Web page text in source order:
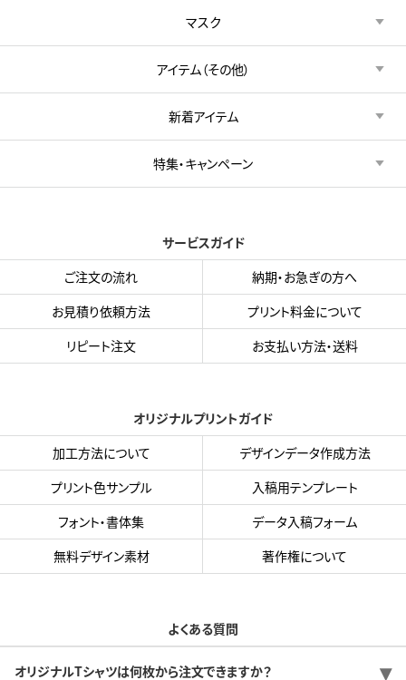
マスク
アイテム（その他）
新着アイテム
特集・キャンペーン
サービスガイド
ご注文の流れ
納期・お急ぎの方へ
お見積り依頼方法
プリント料金について
リピート注文
お支払い方法・送料
オリジナルプリントガイド
加工方法について
デザインデータ作成方法
プリント色サンプル
入稿用テンプレート
フォント・書体集
データ入稿フォーム
無料デザイン素材
著作権について
よくある質問
オリジナルTシャツは何枚から注文できますか？